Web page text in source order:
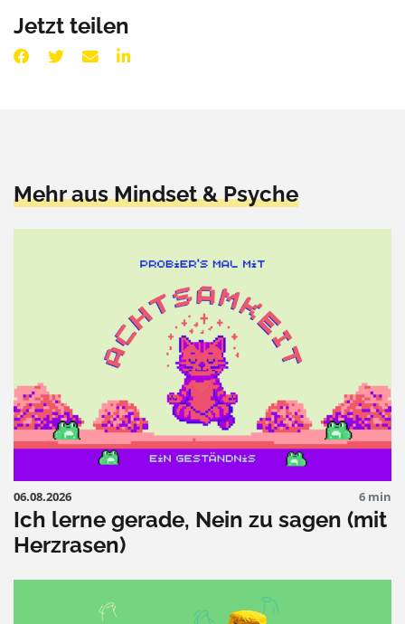
Jetzt teilen
Mehr aus Mindset & Psyche
06.08.2026 6 min
Ich lerne gerade, Nein zu sagen (mit
Herzrasen)